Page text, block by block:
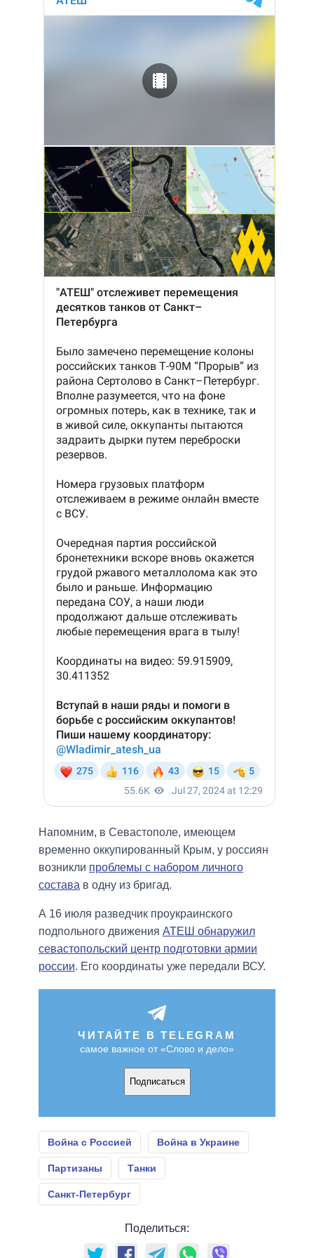
Напомним, в Севастополе, имеющем
временно оккупированный Крым, у россиян
возникли проблемы с набором личного
состава в одну из бригад.
А 16 июля разведчик проукраинского
подпольного движения АТЕШ обнаружил
севастопольский центр подготовки армии
россии. Его координаты уже передали ВСУ.
ЧИТАЙТЕ В TELEGRAM
самое важное от «Слово и дело»
Подписаться
Война с Россией Война в Украине
Партизаны Танки
Санкт-Петербург
Поделиться: